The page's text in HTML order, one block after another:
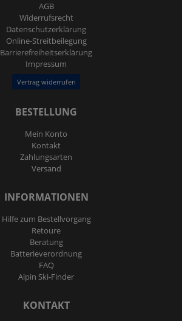
AGB
Widerrufs­recht
Daten­schutz­erklärung
Online-Streitbeilegung
Barrierefreiheitserklärung
Impressum
Vertrag widerrufen
BESTELLUNG
Mein Konto
Kontakt
Zahlungsarten
Versand
INFORMATIONEN
Hilfe zum Bestellvorgang
Retoure
Beratung
Batterieverordnung
FAQ
Alpin Ski-Finder
KONTAKT